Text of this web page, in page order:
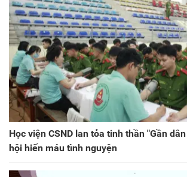
Học viện CSND lan tỏa tinh thần "Gần
hội hiến máu tình nguyện